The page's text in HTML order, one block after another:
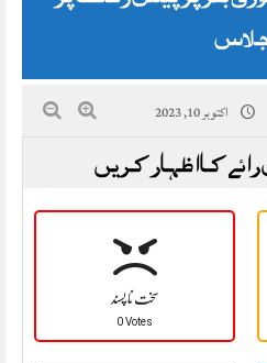
اکتوبر 10, 2023
کا اظہار کریں
سخت نا پسند
0 Votes